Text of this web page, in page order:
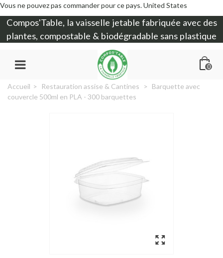
Vous ne pouvez pas commander pour ce pays.United States
Compos'Table, la vaisselle jetable fabriquée avec des
plantes, compostable & biodégradable sans plastique
0
Accueil > Restauration assise & Cantines > Barquette avec
couvercle 500ml en PLA - 300 barquettes